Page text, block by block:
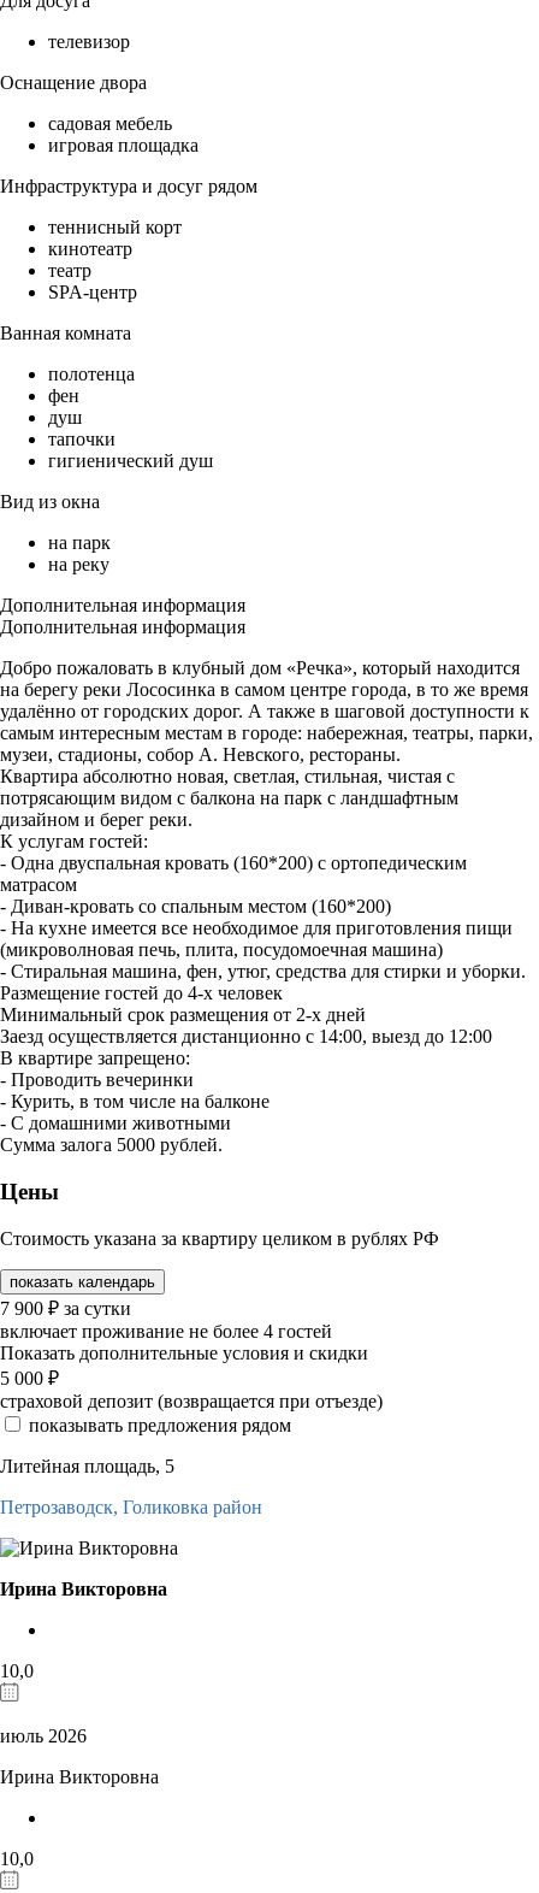
телевизор
Оснащение двора
садовая мебель
игровая площадка
Инфраструктура и досуг рядом
теннисный корт
кинотеатр
театр
SPA-центр
Ванная комната
полотенца
фен
душ
тапочки
гигиенический душ
Вид из окна
на парк
на реку
Дополнительная информация
Дополнительная информация
Добро пожаловать в клубный дом «Речка», который находится
на берегу реки Лососинка в самом центре города, в то же время
удалённо от городских дорог. А также в шаговой доступности к
самым интересным местам в городе: набережная, театры, парки,
музеи, стадионы, собор А. Невского, рестораны.
Квартира абсолютно новая, светлая, стильная, чистая с
потрясающим видом с балкона на парк с ландшафтным
дизайном и берег реки.
К услугам гостей:
- Одна двуспальная кровать (160*200) с ортопедическим
матрасом
- Диван-кровать со спальным местом (160*200)
- На кухне имеется все необходимое для приготовления пищи
(микроволновая печь, плита, посудомоечная машина)
- Стиральная машина, фен, утюг, средства для стирки и уборки.
Размещение гостей до 4-х человек
Минимальный срок размещения от 2-х дней
Заезд осуществляется дистанционно с 14:00, выезд до 12:00
В квартире запрещено:
- Проводить вечеринки
- Курить, в том числе на балконе
- С домашними животными
Сумма залога 5000 рублей.
Цены
Стоимость указана за квартиру целиком в рублях РФ
показать календарь
7 900 ₽ за сутки
включает проживание не более 4 гостей
Показать дополнительные условия и скидки
5 000 ₽
страховой депозит (возвращается при отъезде)
показывать предложения рядом
Литейная площадь, 5
Петрозаводск, Голиковка район
Ирина Викторовна
10,0
июль 2026
Ирина Викторовна
10,0